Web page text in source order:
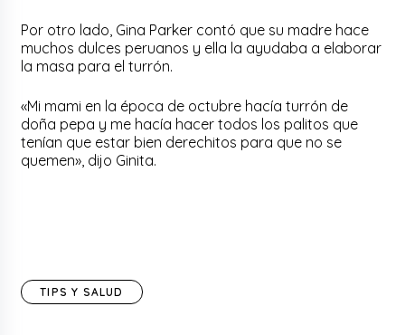
Por otro lado, Gina Parker contó que su madre hace
muchos dulces peruanos y ella la ayudaba a elaborar
la masa para el turrón.
«Mi mami en la época de octubre hacía turrón de
doña pepa y me hacía hacer todos los palitos que
tenían que estar bien derechitos para que no se
quemen», dijo Ginita.
TIPS Y SALUD